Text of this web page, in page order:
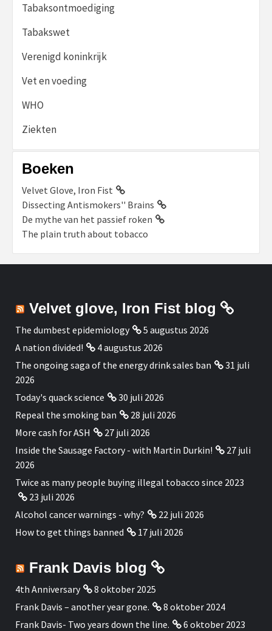
Tabaksontmoediging
Tabakswet
Verenigd koninkrijk
Vet en voeding
WHO
Ziekten
Boeken
Velvet Glove, Iron Fist
Dissecting Antismokers'' Brains
De mythe van het passief roken
The plain truth about tobacco
Velvet glove, Iron Fist blog
The dumbest epidemiology
5 augustus 2026
A nation divided!
4 augustus 2026
The ongoing saga of the energy drink sales ban
31 juli
2026
Today's quack science
30 juli 2026
Repeal the smoking ban
28 juli 2026
More cash for ASH
27 juli 2026
Inside the Sausage Factory - with Martin Durkin!
27 juli
2026
Twice as many people buying illegal tobacco since 2023
23 juli 2026
Alcohol cancer warnings - why?
22 juli 2026
How to get things banned
17 juli 2026
Frank Davis blog
4th Anniversary
8 oktober 2025
Frank Davis – another year gone.
8 oktober 2024
Frank Davis- Two years down the line.
6 oktober 2023